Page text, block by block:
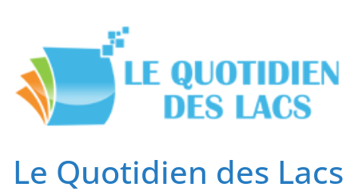
contenu
Le Quotidien des Lacs